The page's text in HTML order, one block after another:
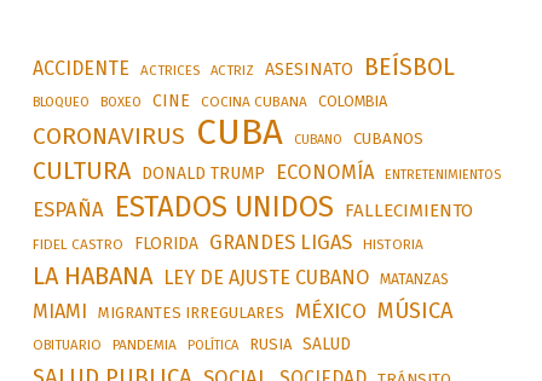
ACCIDENTE ACTRICES ACTRIZ ASESINATO BEÍSBOL
BLOQUEO BOXEO CINE COCINA CUBANA COLOMBIA
CORONAVIRUS CUBA CUBANO CUBANOS
CULTURA DONALD TRUMP ECONOMÍA ENTRETENIMIENTOS
ESPAÑA ESTADOS UNIDOS FALLECIMIENTO
FIDEL CASTRO FLORIDA GRANDES LIGAS HISTORIA
LA HABANA LEY DE AJUSTE CUBANO MATANZAS
MIAMI MIGRANTES IRREGULARES MÉXICO MÚSICA
OBITUARIO PANDEMIA POLÍTICA RUSIA SALUD